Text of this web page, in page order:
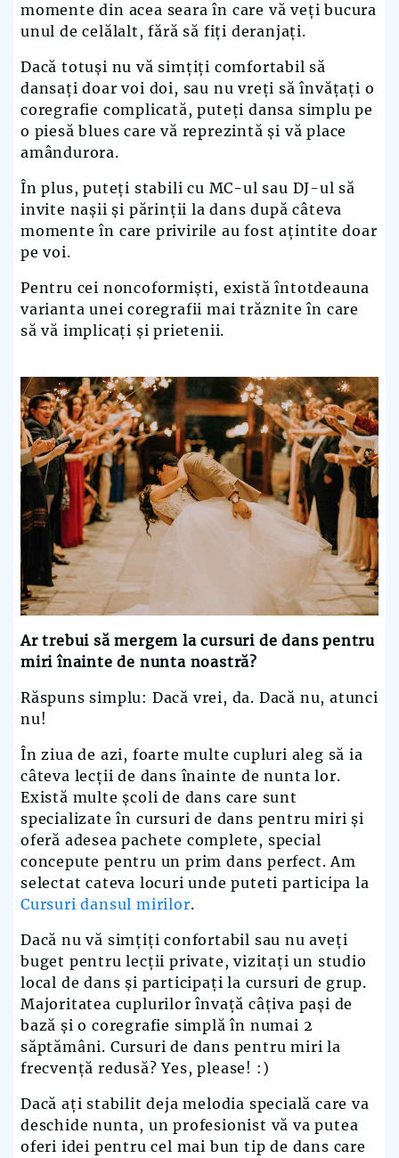
momente din acea seara în care vă veți bucura
unul de celălalt, fără să fiți deranjați.
Dacă totuși nu vă simțiți comfortabil să
dansați doar voi doi, sau nu vreți să învățați o
coregrafie complicată, puteți dansa simplu pe
o piesă blues care vă reprezintă și vă place
amândurora.
În plus, puteți stabili cu MC-ul sau DJ-ul să
invite nașii și părinții la dans după câteva
momente în care privirile au fost ațintite doar
pe voi.
Pentru cei noncoformiști, există întotdeauna
varianta unei coregrafii mai trăznite în care
să vă implicați și prietenii.
Ar trebui să mergem la cursuri de dans pentru
miri înainte de nunta noastră?
Răspuns simplu: Dacă vrei, da. Dacă nu, atunci
nu!
În ziua de azi, foarte multe cupluri aleg să ia
câteva lecții de dans înainte de nunta lor.
Există multe școli de dans care sunt
specializate în cursuri de dans pentru miri și
oferă adesea pachete complete, special
concepute pentru un prim dans perfect. Am
selectat cateva locuri unde puteti participa la
Cursuri dansul mirilor.
Dacă nu vă simțiți confortabil sau nu aveți
buget pentru lecții private, vizitați un studio
local de dans și participați la cursuri de grup.
Majoritatea cuplurilor învață câțiva pași de
bază și o coregrafie simplă în numai 2
săptămâni. Cursuri de dans pentru miri la
frecvență redusă? Yes, please! :)
Dacă ați stabilit deja melodia specială care va
deschide nunta, un profesionist vă va putea
oferi idei pentru cel mai bun tip de dans care